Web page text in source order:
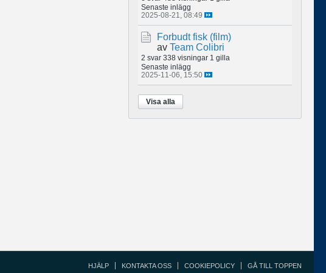
Senaste inlägg
2025-08-21, 08:49
Forbudt fisk (film)
av Team Colibri
2 svar 338 visningar 1 gilla
Senaste inlägg
2025-11-06, 15:50
Visa alla
HJÄLP KONTAKTA OSS COOKIEPOLICY GÅ TILL TOPPEN